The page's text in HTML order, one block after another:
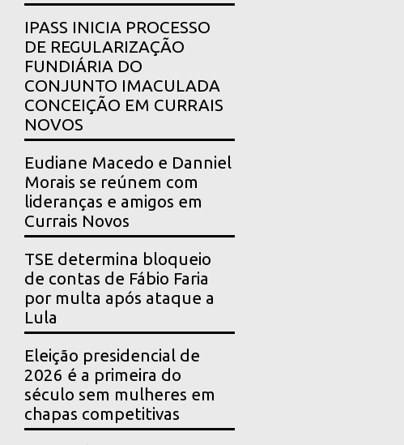
IPASS INICIA PROCESSO
DE REGULARIZAÇÃO
FUNDIÁRIA DO
CONJUNTO IMACULADA
CONCEIÇÃO EM CURRAIS
NOVOS
Eudiane Macedo e Danniel
Morais se reúnem com
lideranças e amigos em
Currais Novos
TSE determina bloqueio
de contas de Fábio Faria
por multa após ataque a
Lula
Eleição presidencial de
2026 é a primeira do
século sem mulheres em
chapas competitivas